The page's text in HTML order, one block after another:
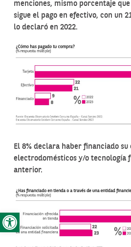
Abrir barra de
menciones, mismo porcentaje
sigue el pago en efectivo, con un
lo declaró en 2022.
El 8% declara haber financiado
electrodomésticos y/o tecnología
anterior.